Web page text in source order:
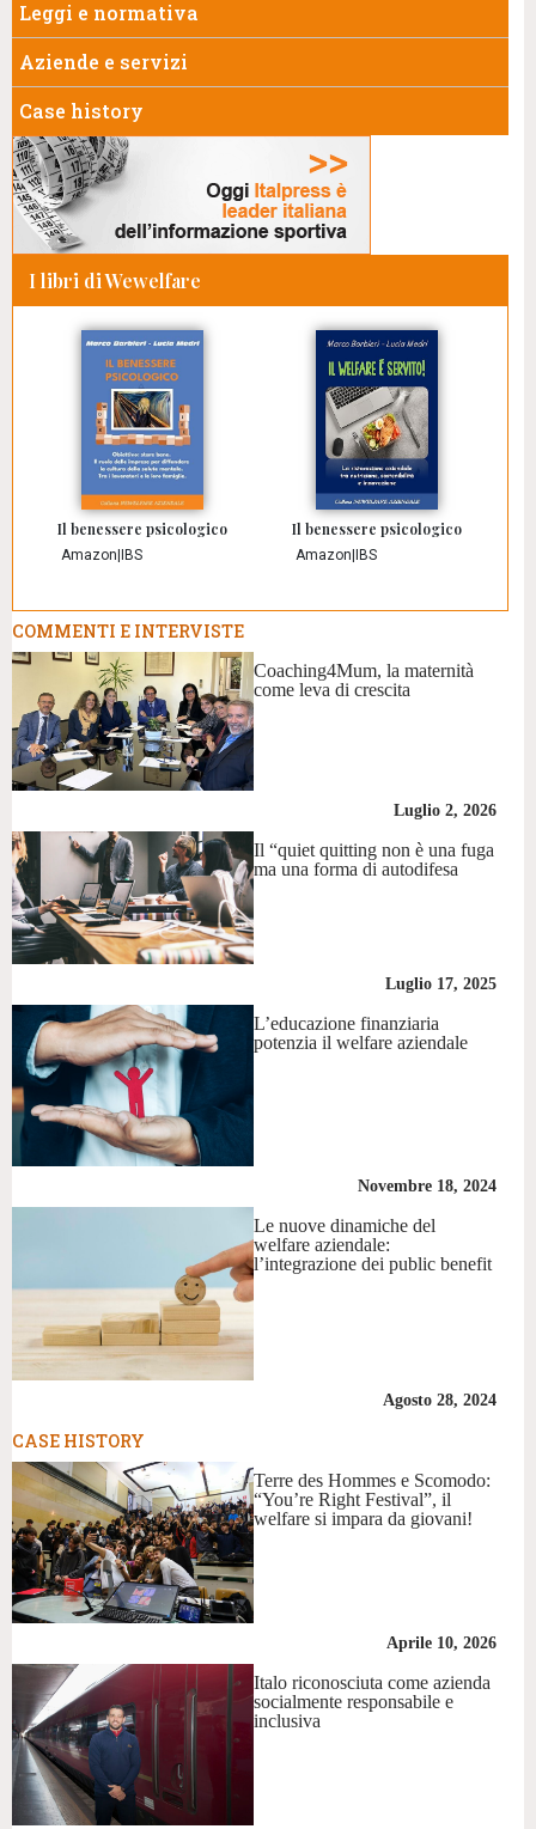
Leggi e normativa
Aziende e servizi
Case history
I libri di Wewelfare
Il benessere psicologico
Amazon IBS
Il benessere psicologico
Amazon IBS
COMMENTI E INTERVISTE
Coaching4Mum, la maternità
come leva di crescita
Luglio 2, 2026
Il “quiet quitting non è una fuga
ma una forma di autodifesa
Luglio 17, 2025
L’educazione finanziaria
potenzia il welfare aziendale
Novembre 18, 2024
Le nuove dinamiche del
welfare aziendale:
l’integrazione dei public benefit
Agosto 28, 2024
CASE HISTORY
Terre des Hommes e Scomodo:
“You’re Right Festival”, il
welfare si impara da giovani!
Aprile 10, 2026
Italo riconosciuta come azienda
socialmente responsabile e
inclusiva